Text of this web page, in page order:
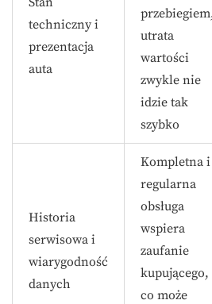
techniczny i
prezentacja
auta
utrata
wartości
zwykle nie
idzie tak
szybko
Historia
serwisowa i
wiarygodność
danych
Kompletna i
regularna
obsługa
wspiera
zaufanie
kupującego,
co może